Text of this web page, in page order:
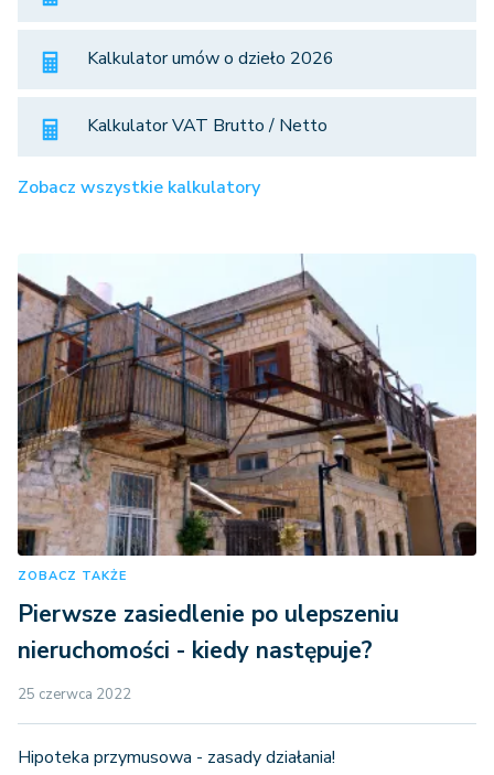
Kalkulator umów o dzieło 2026
Kalkulator VAT Brutto / Netto
Zobacz wszystkie kalkulatory
ZOBACZ TAKŻE
Pierwsze zasiedlenie po ulepszeniu
nieruchomości - kiedy następuje?
25 czerwca 2022
Hipoteka przymusowa - zasady działania!